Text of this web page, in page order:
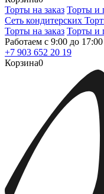
Торты на заказ Торты и
Сеть кондитерских
Торты на заказ Торты и
Работаем с 9:00 до 17:00
+7 903 652 20 19
Корзина0